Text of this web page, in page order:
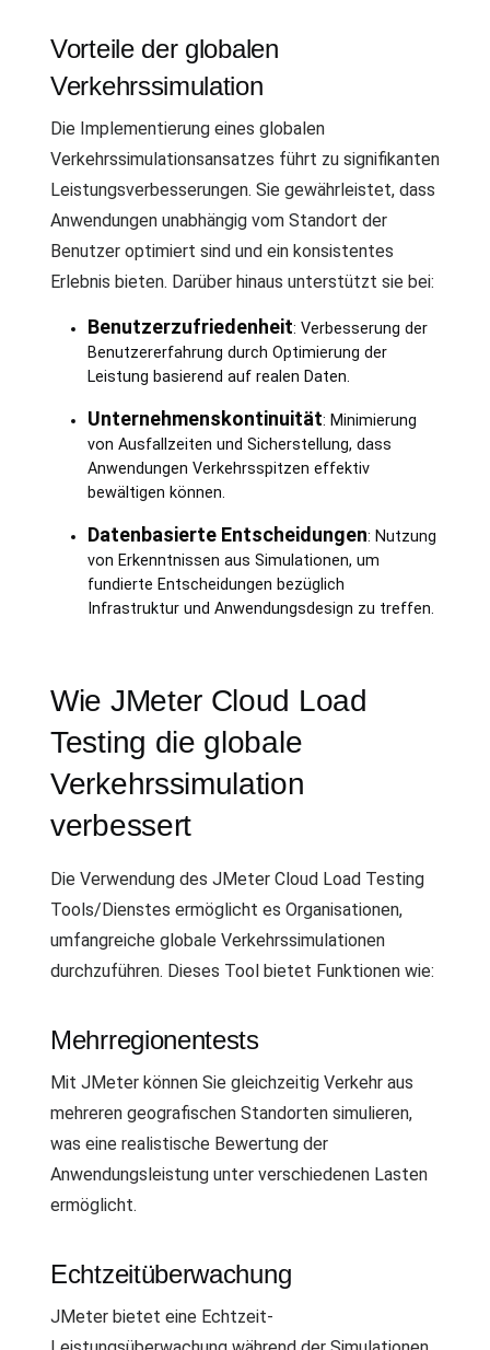
Vorteile der globalen
Verkehrssimulation
Die Implementierung eines globalen
Verkehrssimulationsansatzes führt zu signifikanten
Leistungsverbesserungen. Sie gewährleistet, dass
Anwendungen unabhängig vom Standort der
Benutzer optimiert sind und ein konsistentes
Erlebnis bieten. Darüber hinaus unterstützt sie bei:
Benutzerzufriedenheit: Verbesserung der
Benutzererfahrung durch Optimierung der
Leistung basierend auf realen Daten.
Unternehmenskontinuität: Minimierung
von Ausfallzeiten und Sicherstellung, dass
Anwendungen Verkehrsspitzen effektiv
bewältigen können.
Datenbasierte Entscheidungen: Nutzung
von Erkenntnissen aus Simulationen, um
fundierte Entscheidungen bezüglich
Infrastruktur und Anwendungsdesign zu treffen.
Wie JMeter Cloud Load
Testing die globale
Verkehrssimulation
verbessert
Die Verwendung des JMeter Cloud Load Testing
Tools/Dienstes ermöglicht es Organisationen,
umfangreiche globale Verkehrssimulationen
durchzuführen. Dieses Tool bietet Funktionen wie:
Mehrregionentests
Mit JMeter können Sie gleichzeitig Verkehr aus
mehreren geografischen Standorten simulieren,
was eine realistische Bewertung der
Anwendungsleistung unter verschiedenen Lasten
ermöglicht.
Echtzeitüberwachung
JMeter bietet eine Echtzeit-